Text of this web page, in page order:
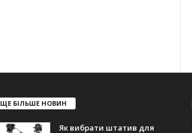
ЩЕ БІЛЬШЕ НОВИН
Як вибрати штатив для